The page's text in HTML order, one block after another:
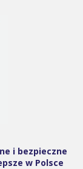
i bezpieczne
w Polsce